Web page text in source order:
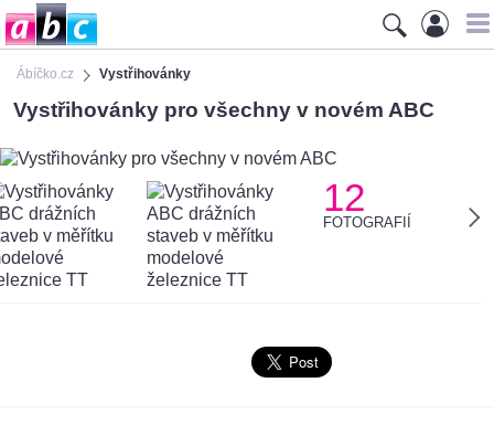
Ábíčko.cz Vystřihovánky
Vystřihovánky pro všechny v novém ABC
12
FOTOGRAFIÍ